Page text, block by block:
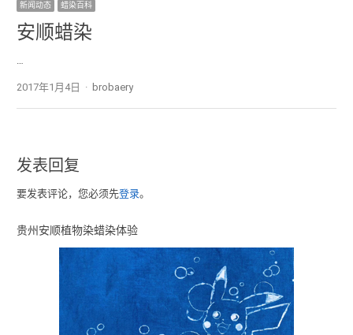
新闻动态 蜡染百科
安顺蜡染
…
2017年1月4日 Author
brobaery
发表回复
要发表评论，您必须先登录。
贵州安顺植物染蜡染体验